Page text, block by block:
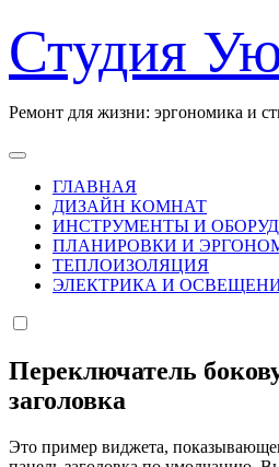
к
содержанию
Студия
Ремонт для жизни: эргономика и
ГЛАВНАЯ
ДИЗАЙН КОМНАТ
ИНСТРУМЕНТЫ И
ПЛАНИРОВКИ И
ТЕПЛОИЗОЛЯЦИЯ
ЭЛЕКТРИКА И
Переключатель
заголовка
Это пример виджета,